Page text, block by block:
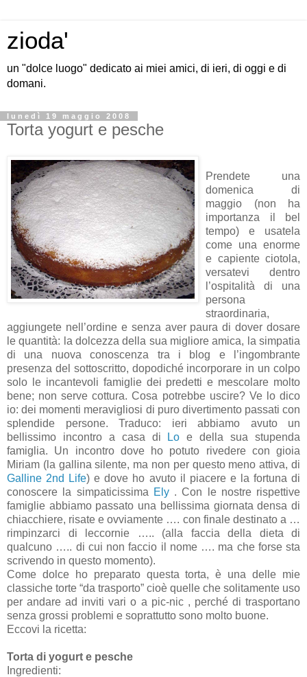
zioda'
un "dolce luogo" dedicato ai miei amici, di ieri, di oggi e di
domani.
lunedì 19 maggio 2008
Torta yogurt e pesche
Prendete una
domenica di
maggio (non ha
importanza il bel
tempo) e usatela
come una enorme
e capiente ciotola,
versatevi dentro
l’ospitalità di una
persona
straordinaria,
aggiungete nell’ordine e senza aver paura di dover dosare
le quantità: la dolcezza della sua migliore amica, la simpatia
di una nuova conoscenza tra i blog e l’ingombrante
presenza del sottoscritto, dopodiché incorporare in un colpo
solo le incantevoli famiglie dei predetti e mescolare molto
bene; non serve cottura. Cosa potrebbe uscire? Ve lo dico
io: dei momenti meravigliosi di puro divertimento passati con
splendide persone. Traduco: ieri abbiamo avuto un
bellissimo incontro a casa di
Loe della sua stupenda
famiglia. Un incontro dove ho potuto rivedere con gioia
Miriam (la gallina silente, ma non per questo meno attiva, di
Galline 2nd Life) e dove ho avuto il piacere e la fortuna di
conoscere la simpaticissima Ely . Con le nostre rispettive
famiglie abbiamo passato una bellissima giornata densa di
chiacchiere, risate e ovviamente …. con finale destinato a …
rimpinzarci di leccornie ….. (alla faccia della dieta di
qualcuno ….. di cui non faccio il nome …. ma che forse sta
scrivendo in questo momento).
Come dolce ho preparato questa torta, è una delle mie
classiche torte “da trasporto” cioè quelle che solitamente uso
per andare ad inviti vari o a pic-nic , perché di trasportano
senza grossi problemi e soprattutto sono molto buone.
Eccovi la ricetta:
Torta di yogurt e pesche
Ingredienti: